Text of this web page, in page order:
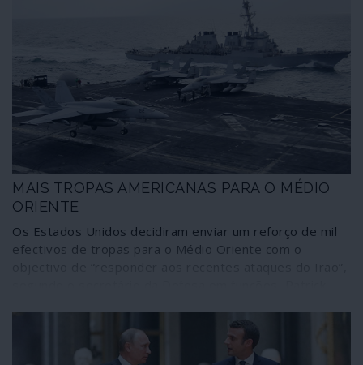
processos políticos estabelecidos". A Task Force é
constituída pelos verificadores, os executores do Fact-
checking, isto é, os novos censores. Trata-se de impor,
na comunicação social, "o respeito pelos nossos valores
europeus e os nossos direitos fundamentais", que são
também, por exemplo, os do Grupo dos Sete, da NATO,
certamente do FMI, do Banco Mundial. Valores e direitos
que, por definição, passam a ser os únicos admitidos. O
resto é fake: e assim será porque, como em qualquer
ditadura, ninguém verifica os verificadores.
MAIS TROPAS AMERICANAS PARA O MÉDIO
ORIENTE
Os Estados Unidos decidiram enviar um reforço de mil
efectivos de tropas para o Médio Oriente com o
Pentágono prepara “bombardeamentos tácticos
massivos” contra alvos iranianos, possivelmente locais
da sua indústria nuclear civil.